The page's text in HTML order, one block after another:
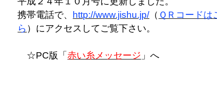
携帯電話で、 http://www.jishu.jp/（ ＱＲコードは
ら ）にアクセスしてご覧下さい。
☆PC版「赤い糸メッセージ 」へ